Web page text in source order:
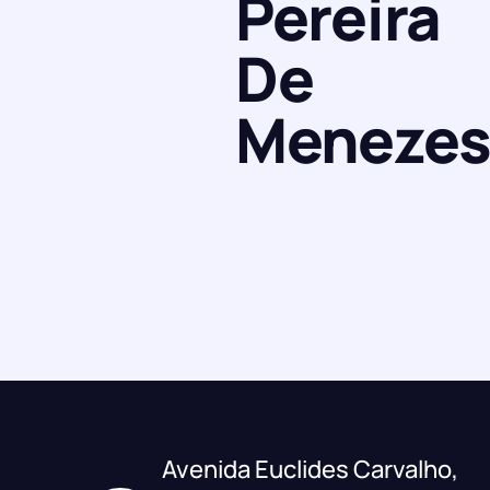
De
Menezes
Avenida Euclides Carvalho,